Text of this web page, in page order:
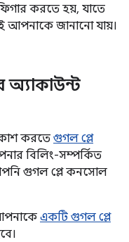
করতে হয়, যাতে
আপনাকে জানানো যায়।
অ্যাকাউন্ট
করতে গুগল প্লে
বিলিং-সম্পর্কিত
গুগল প্লে কনসোল
একটি গুগল প্লে